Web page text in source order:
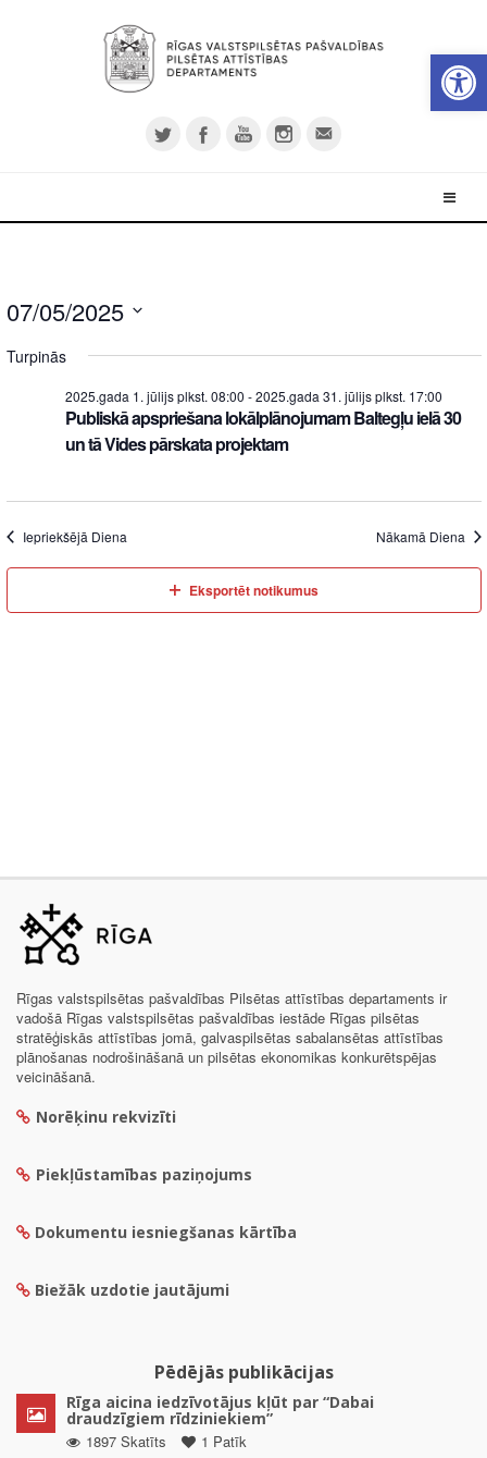
07/05/2025
date.
Turpinās
2025.gada 1. jūlijs plkst. 08:00 -2025.gada 31. jūlijs plkst. 17:00
Publiskā apspriešana lokālplānojumam Baltegļu ielā 30
un tā Vides pārskata projektam
Iepriekšējā Diena Nākamā Diena
Eksportēt notikumus
Rīgas valstspilsētas pašvaldības Pilsētas attīstības departaments ir
vadošā Rīgas valstspilsētas pašvaldības iestāde Rīgas pilsētas
stratēģiskās attīstības jomā, galvaspilsētas sabalansētas attīstības
plānošanas nodrošināšanā un pilsētas ekonomikas konkurētspējas
veicināšanā.
Norēķinu rekvizīti
Piekļūstamības paziņojums
Dokumentu iesniegšanas kārtība
Biežāk uzdotie jautājumi
Pēdējās publikācijas
Rīga aicina iedzīvotājus kļūt par “Dabai
draudzīgiem rīdziniekiem”
1897 Skatīts
1 Patīk